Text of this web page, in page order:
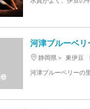
河津ブルーベリ
静岡県 東伊豆